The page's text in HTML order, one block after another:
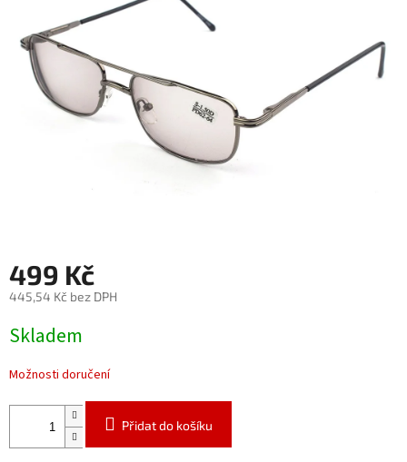
hvězdiček.
499 Kč
445,54 Kč bez DPH
cena:
Skladem
Možnosti doručení
Přidat do košíku